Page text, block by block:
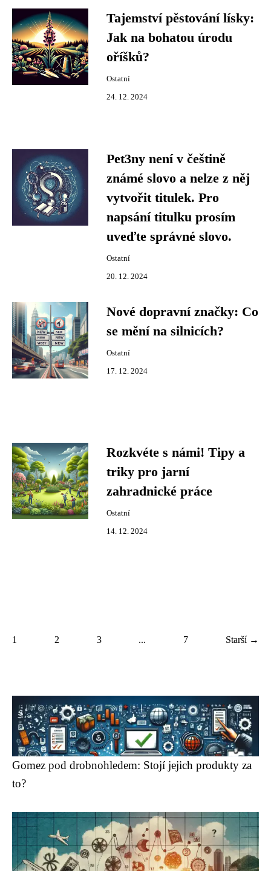
Tajemství pěstování lísky:
Jak na bohatou úrodu
oříšků?
Ostatní
24. 12. 2024
Pet3ny není v češtině
známé slovo a nelze z něj
vytvořit titulek. Pro
napsání titulku prosím
uveďte správné slovo.
Ostatní
20. 12. 2024
Nové dopravní značky: Co
se mění na silnicích?
Ostatní
17. 12. 2024
Rozkvéte s námi! Tipy a
triky pro jarní
zahradnické práce
Ostatní
14. 12. 2024
1 2 3 ... 7 Starší →
Gomez pod drobnohledem: Stojí jejich produkty za
to?